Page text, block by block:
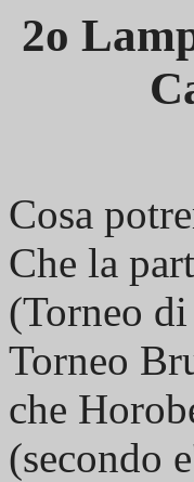
2o
Cosa
Che la
(Torneo
Torneo
che
(secondo